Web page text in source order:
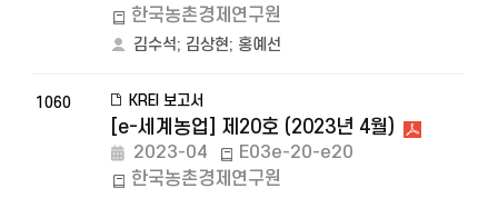
한국농촌경제연구원
김수석; 김상현; 홍예선
1060 KREI 보고서
[e-세계농업] 제20호 (2023년 4월)
2023-04
E03e-20-e20
한국농촌경제연구원